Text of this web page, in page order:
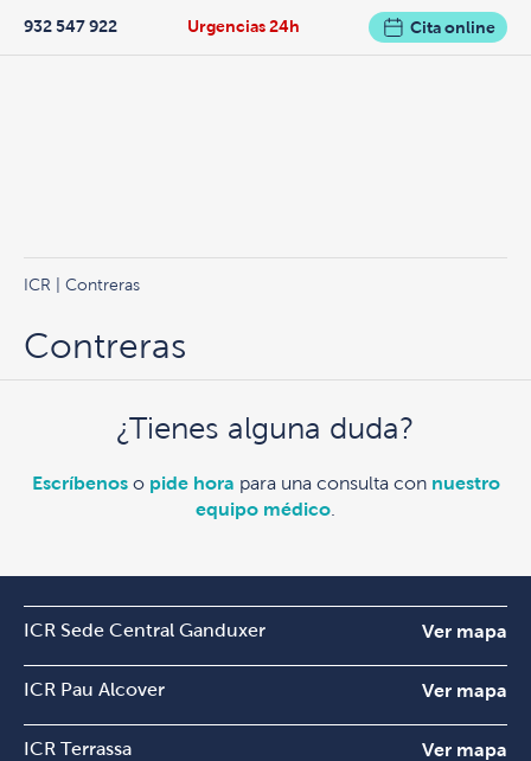
Urgencias 24h
932 547 922 Cita online
ICR | Contreras
Contreras
¿Tienes alguna duda?
Escríbenoso pide hora para una consulta con nuestro
equipo médico
ICR Sede Central Ganduxer Ver mapa
ICR Pau Alcover Ver mapa
ICR Terrassa Ver mapa